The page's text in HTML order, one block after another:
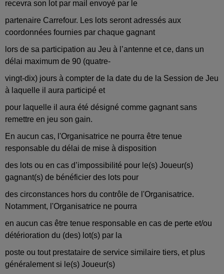
recevra son lot par mail envoyé par le
partenaire Carrefour. Les lots seront adressés aux
coordonnées fournies par chaque gagnant
lors de sa participation au Jeu à l’antenne et ce, dans un
délai maximum de 90 (quatre-
vingt-dix) jours à compter de la date du de la Session de Jeu
à laquelle il aura participé et
pour laquelle il aura été désigné comme gagnant sans
remettre en jeu son gain.
En aucun cas, l'Organisatrice ne pourra être tenue
responsable du délai de mise à disposition
des lots ou en cas d’impossibilité pour le(s) Joueur(s)
gagnant(s) de bénéficier des lots pour
des circonstances hors du contrôle de l'Organisatrice.
Notamment, l'Organisatrice ne pourra
en aucun cas être tenue responsable en cas de perte et/ou
détérioration du (des) lot(s) par la
poste ou tout prestataire de service similaire tiers, et plus
généralement si le(s) Joueur(s)